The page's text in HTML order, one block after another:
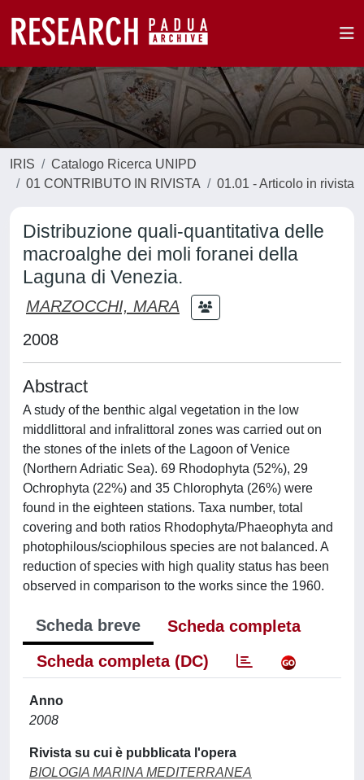
IRIS
Catalogo Ricerca UNIPD
01 CONTRIBUTO IN RIVISTA
01.01 - Articolo in rivista
Distribuzione quali-quantitativa delle
macroalghe dei moli foranei della
Laguna di Venezia.
MARZOCCHI, MARA
2008
Abstract
A study of the benthic algal vegetation in the low
middlittoral and infralittoral zones was carried out on
the stones of the inlets of the Lagoon of Venice
(Northern Adriatic Sea). 69 Rhodophyta (52%), 29
Ochrophyta (22%) and 35 Chlorophyta (26%) were
found in the eighteen stations. Taxa number, total
covering and both ratios Rhodophyta/Phaeophyta and
photophilous/sciophilous species are not balanced. A
reduction of species with high quality status has been
observed in comparison to the works since the 1960.
Scheda breve
Scheda completa
Scheda completa (DC)
Anno
2008
Rivista su cui è pubblicata l'opera
BIOLOGIA MARINA MEDITERRANEA